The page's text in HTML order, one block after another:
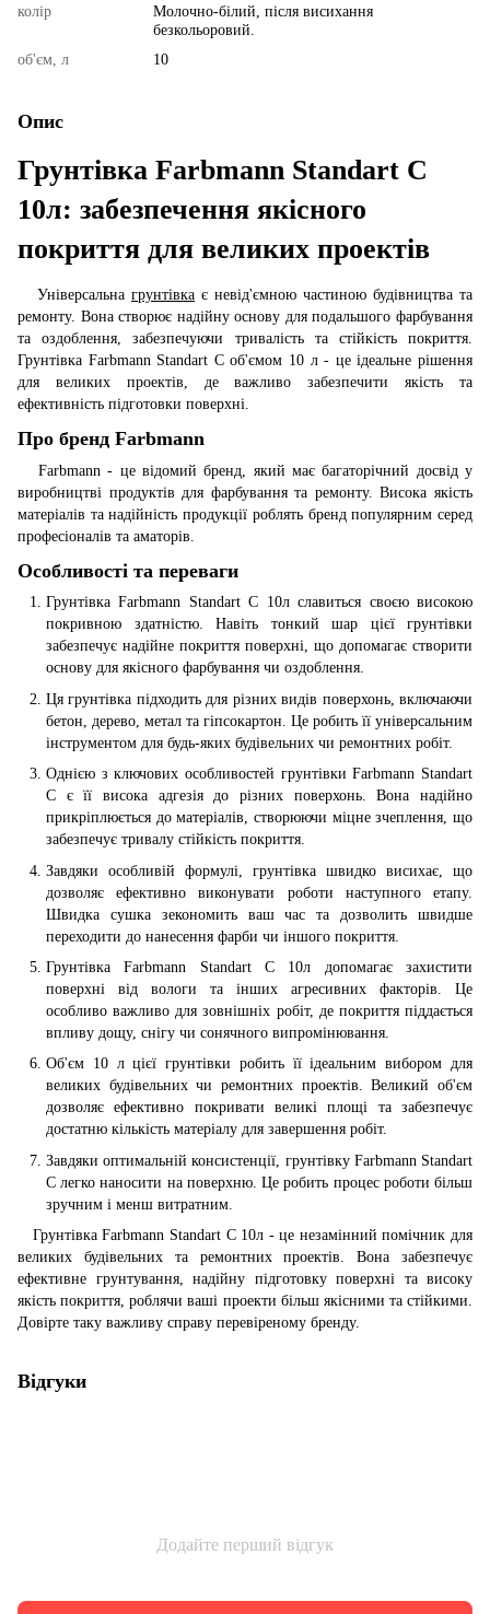
колір
Молочно-білий, після висихання
безкольоровий.
об'єм, л
10
Опис
Грунтівка Farbmann Standart C
10л: забезпечення якісного
покриття для великих проектів
Універсальна грунтівка є невід'ємною частиною будівництва та
ремонту. Вона створює надійну основу для подальшого фарбування
та оздоблення, забезпечуючи тривалість та стійкість покриття.
Грунтівка Farbmann Standart C об'ємом 10 л - це ідеальне рішення
для великих проектів, де важливо забезпечити якість та
ефективність підготовки поверхні.
Про бренд Farbmann
Farbmann - це відомий бренд, який має багаторічний досвід у
виробництві продуктів для фарбування та ремонту. Висока якість
матеріалів та надійність продукції роблять бренд популярним серед
професіоналів та аматорів.
Особливості та переваги
Грунтівка Farbmann Standart C 10л славиться своєю високою
покривною здатністю. Навіть тонкий шар цієї грунтівки
забезпечує надійне покриття поверхні, що допомагає створити
основу для якісного фарбування чи оздоблення.
Ця грунтівка підходить для різних видів поверхонь, включаючи
бетон, дерево, метал та гіпсокартон. Це робить її універсальним
інструментом для будь-яких будівельних чи ремонтних робіт.
Однією з ключових особливостей грунтівки Farbmann Standart
C є її висока адгезія до різних поверхонь. Вона надійно
прикріплюється до матеріалів, створюючи міцне зчеплення, що
забезпечує тривалу стійкість покриття.
Завдяки особливій формулі, грунтівка швидко висихає, що
дозволяє ефективно виконувати роботи наступного етапу.
Швидка сушка зекономить ваш час та дозволить швидше
переходити до нанесення фарби чи іншого покриття.
Грунтівка Farbmann Standart C 10л допомагає захистити
поверхні від вологи та інших агресивних факторів. Це
особливо важливо для зовнішніх робіт, де покриття піддається
впливу дощу, снігу чи сонячного випромінювання.
Об'єм 10 л цієї грунтівки робить її ідеальним вибором для
великих будівельних чи ремонтних проектів. Великий об'єм
дозволяє ефективно покривати великі площі та забезпечує
достатню кількість матеріалу для завершення робіт.
Завдяки оптимальній консистенції, грунтівку Farbmann Standart
C легко наносити на поверхню. Це робить процес роботи більш
зручним і менш витратним.
Грунтівка Farbmann Standart C 10л - це незамінний помічник для
великих будівельних та ремонтних проектів. Вона забезпечує
ефективне грунтування, надійну підготовку поверхні та високу
якість покриття, роблячи ваші проекти більш якісними та стійкими.
Довірте таку важливу справу перевіреному бренду.
Відгуки
Додайте перший відгук